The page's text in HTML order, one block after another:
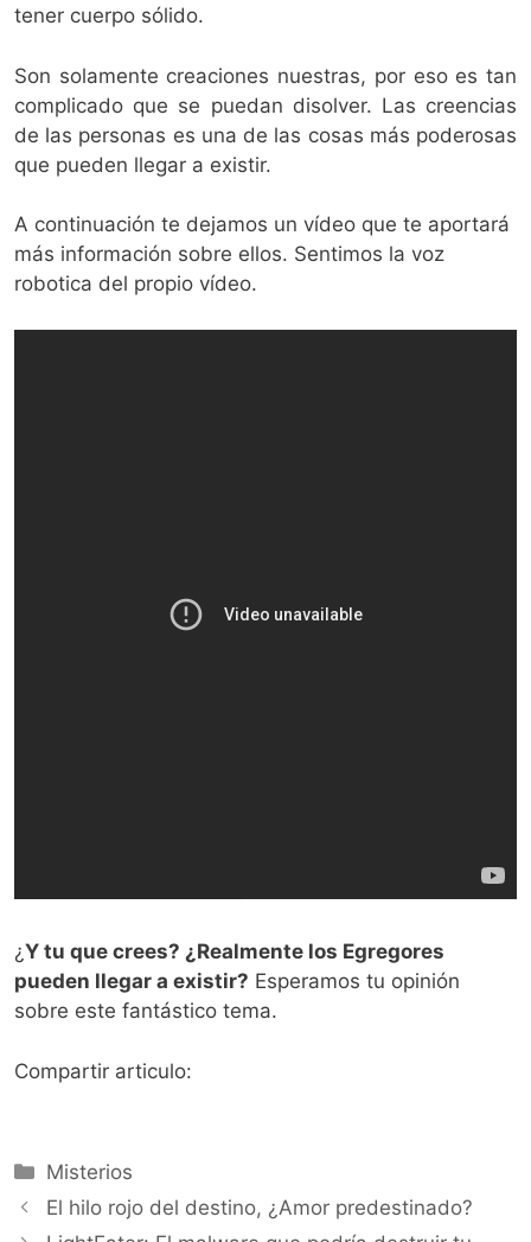
tener cuerpo sólido.
Son solamente creaciones nuestras, por eso es tan
complicado que se puedan disolver. Las creencias
de las personas es una de las cosas más poderosas
que pueden llegar a existir.
A continuación te dejamos un vídeo que te aportará
más información sobre ellos. Sentimos la voz
robotica del propio vídeo.
¿Y tu que crees? ¿Realmente los Egregores
pueden llegar a existir? Esperamos tu opinión
sobre este fantástico tema.
Compartir articulo:
Categorías
Misterios
El hilo rojo del destino, ¿Amor predestinado?